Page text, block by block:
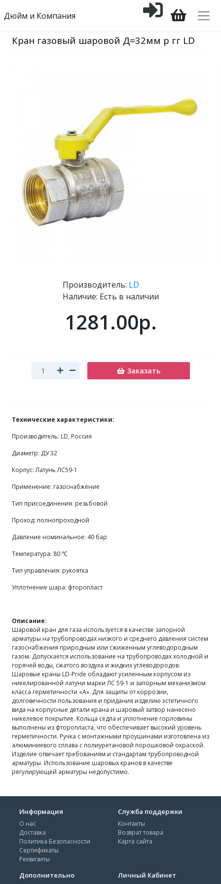
Дюйм и Компания
Кран газовый шаровой Д=32мм р гг LD
Производитель: LD
Наличие: Есть в наличии
1281.00р.
Заказать
Технические характеристики:
Производитель: LD, Россия
Диаметр: ДУ 32
Корпус:Латунь ЛС59-1
Применение: газоснабжение
Тип присоединения: резьбовой
Проход: полнопроходной
Давление номинальное: 40 бар
Температура: 80 ℃
Тип управления: рукоятка
Уплотнение шара: фторопласт
Описание:
Шаровой кран для газа используется в качестве запорной
арматуры на трубопроводах низкого и среднего давления систем
газоснабжения природным или сжиженным углеводородным
газом. Допускается использование на трубопроводах холодной и
горячей воды, сжатого воздуха и жидких углеводородов.
Шаровые краны LD-Pride обладают усиленным корпусом из
никелированной латуни марки ЛС 59-1 и запорным механизмом
класса герметичности «А». Для защиты от коррозии,
долговечности пользования и придания изделию эстетичного
вида на корпусные детали крана и шаровый затвор нанесено
никелевое покрытие. Кольца седла и уплотнение горловины
выполнены из фторопласта, что обеспечивает высокий уровень
герметичности. Ручка с монтажными проушинами изготовлена из
алюминиевого сплава с полиуретановой порошковой окраской.
Изделие отвечает требованиям и стандартам трубопроводной
арматуры. Использование шаровых кранов в качестве
регулирующей арматуры недопустимо.
Информация
О нас
Доставка
Политика Безопасности
Сертификаты
Реквизиты
Служба поддержки
Контакты
Возврат товара
Карта сайта
Дополнительно Личный Кабинет